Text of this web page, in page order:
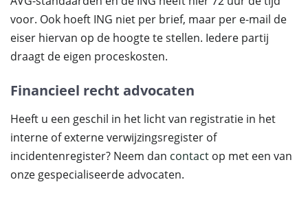
voor. Ook hoeft ING niet per brief, maar per e-mail de
eiser hiervan op de hoogte te stellen. Iedere partij
draagt de eigen proceskosten.
Financieel recht advocaten
Heeft u een geschil in het licht van registratie in het
interne of externe verwijzingsregister of
incidentenregister? Neem dan contact op met een van
onze gespecialiseerde advocaten.